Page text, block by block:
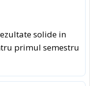
solide in
primul semestru